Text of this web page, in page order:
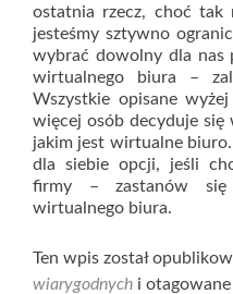
ostatnia rzecz, choć tak
jesteśmy sztywno
wybrać dowolny dla nas
wirtualnego biura –
Wszystkie opisane
więcej osób decyduje się
jakim jest wirtualne biuro.
dla siebie opcji, jeśli
firmy – zastanów się
wirtualnego biura.
Ten wpis został
wiarygodnych i otagowane